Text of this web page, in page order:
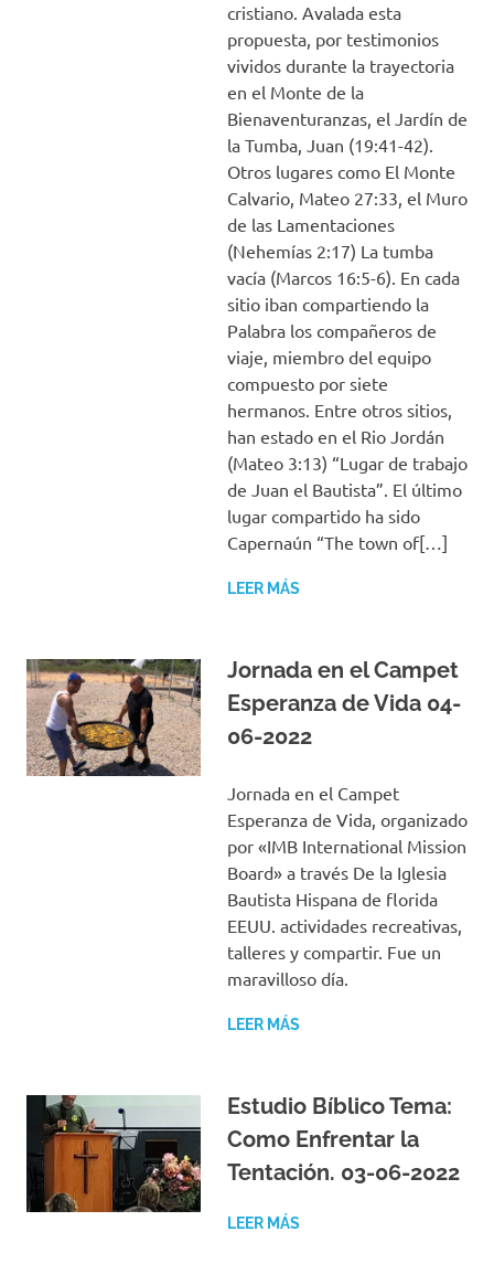
cristiano. Avalada esta
propuesta, por testimonios
vividos durante la trayectoria
en el Monte de la
Bienaventuranzas, el Jardín de
la Tumba, Juan (19:41-42).
Otros lugares como El Monte
Calvario, Mateo 27:33, el Muro
de las Lamentaciones
(Nehemías 2:17) La tumba
vacía (Marcos 16:5-6). En cada
sitio iban compartiendo la
Palabra los compañeros de
viaje, miembro del equipo
compuesto por siete
hermanos. Entre otros sitios,
han estado en el Rio Jordán
(Mateo 3:13) “Lugar de trabajo
de Juan el Bautista”. El último
lugar compartido ha sido
Capernaún “The town of[…]
LEER MÁS
Jornada en el Campet
Esperanza de Vida 04-
06-2022
Jornada en el Campet
Esperanza de Vida, organizado
por «IMB International Mission
Board» a través De la Iglesia
Bautista Hispana de florida
EEUU. actividades recreativas,
talleres y compartir. Fue un
maravilloso día.
LEER MÁS
Estudio Bíblico Tema:
Como Enfrentar la
Tentación. 03-06-2022
LEER MÁS